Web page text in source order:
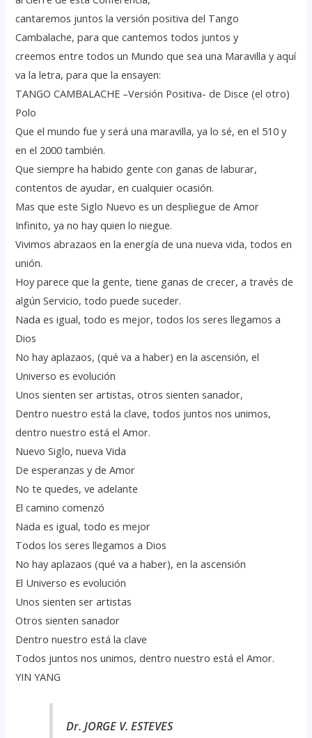
cantaremos juntos la versión positiva del Tango
Cambalache, para que cantemos todos juntos y
creemos entre todos un Mundo que sea una Maravilla y aquí
va la letra, para que la ensayen:
TANGO CAMBALACHE –Versión Positiva- de Disce (el otro)
Polo
Que el mundo fue y será una maravilla, ya lo sé, en el 510 y
en el 2000 también.
Que siempre ha habido gente con ganas de laburar,
contentos de ayudar, en cualquier ocasión.
Mas que este Siglo Nuevo es un despliegue de Amor
Infinito, ya no hay quien lo niegue.
Vivimos abrazaos en la energía de una nueva vida, todos en
unión.
Hoy parece que la gente, tiene ganas de crecer, a través de
algún Servicio, todo puede suceder.
Nada es igual, todo es mejor, todos los seres llegamos a
Dios
No hay aplazaos, (qué va a haber) en la ascensión, el
Universo es evolución
Unos sienten ser artistas, otros sienten sanador,
Dentro nuestro está la clave, todos juntos nos unimos,
dentro nuestro está el Amor.
Nuevo Siglo, nueva Vida
De esperanzas y de Amor
No te quedes, ve adelante
El camino comenzó
Nada es igual, todo es mejor
Todos los seres llegamos a Dios
No hay aplazaos (qué va a haber), en la ascensión
El Universo es evolución
Unos sienten ser artistas
Otros sienten sanador
Dentro nuestro está la clave
Todos juntos nos unimos, dentro nuestro está el Amor.
YIN YANG
Dr. JORGE V. ESTEVES